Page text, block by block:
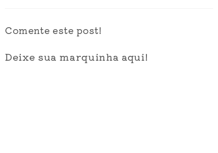
Comente este post!
Deixe sua marquinha aqui!